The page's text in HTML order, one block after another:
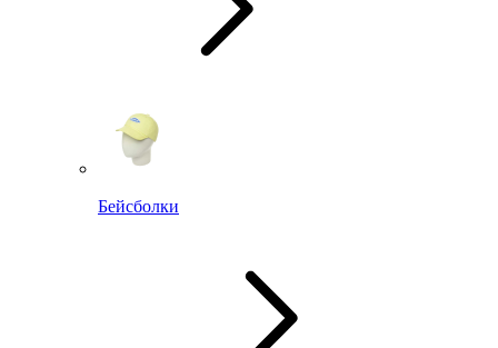
Бейсболки